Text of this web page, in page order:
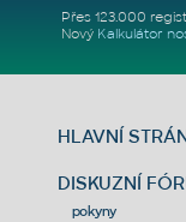
Přes 123.000
Nový Kalkulátor
HLAVNÍ
DISKUZNÍ
pokyny